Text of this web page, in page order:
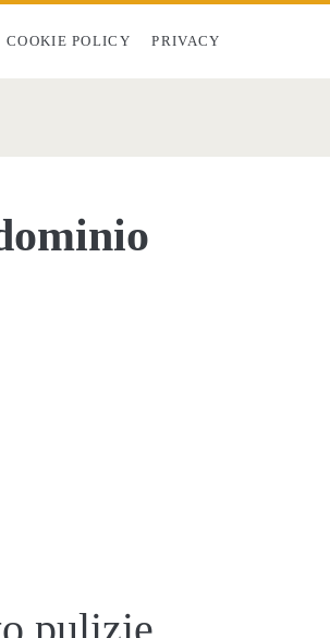
COOKIE POLICY PRIVACY